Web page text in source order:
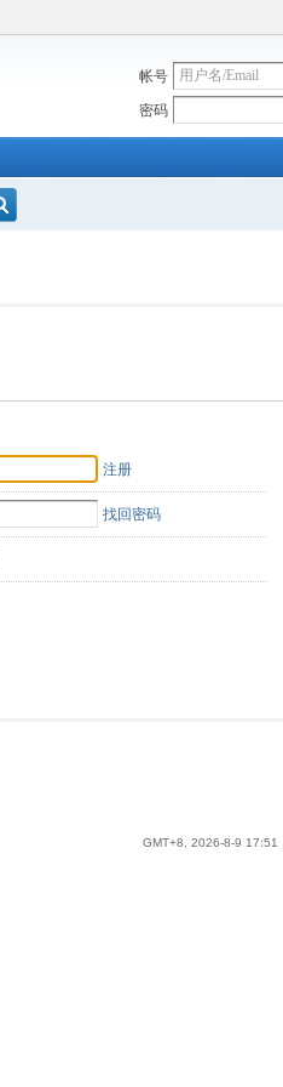
帐号
密码
注册
找回密码
GMT+8, 2026-8-9 17:51